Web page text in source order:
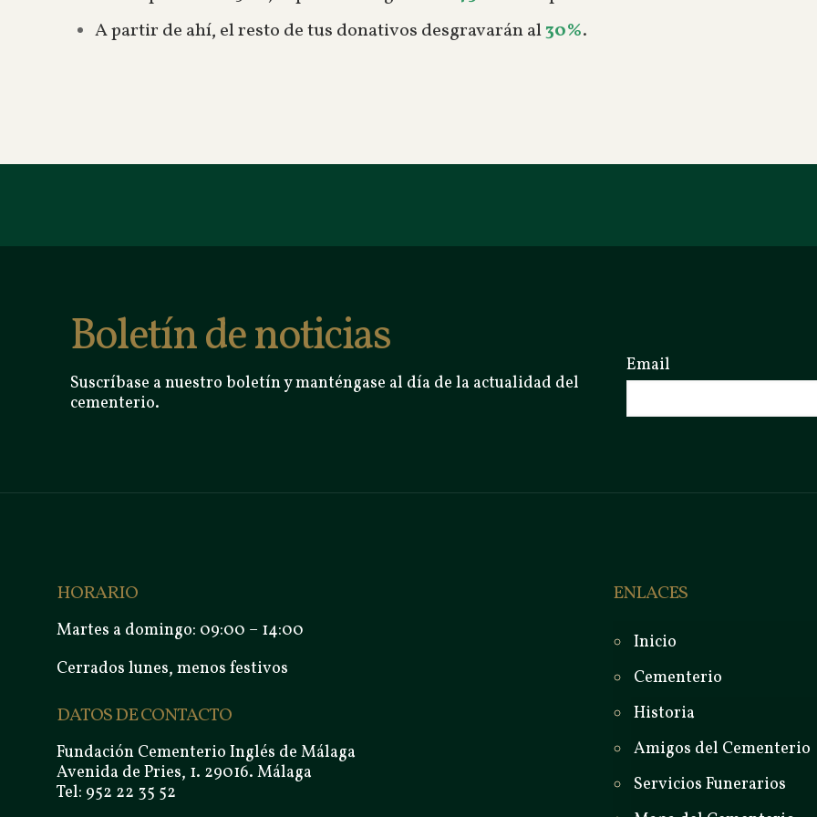
A partir de ahí, el resto de tus donativos desgravarán al30%.
Boletín de noticias
Suscríbase a nuestro boletín y manténgase al día de la actualidad del
cementerio.
Email
HORARIO
Martes a domingo: 09:00 – 14:00
Cerrados lunes, menos festivos
DATOS DE CONTACTO
Fundación Cementerio Inglés de Málaga
Avenida de Pries, 1. 29016. Málaga
Tel: 952 22 35 52
ENLACES
Inicio
Cementerio
Historia
Amigos del Cementerio
Servicios Funerarios